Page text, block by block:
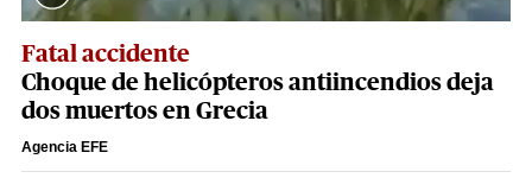
Fatal accidente
Choque de helicópteros antiincendios deja
dos muertos en Grecia
Agencia EFE